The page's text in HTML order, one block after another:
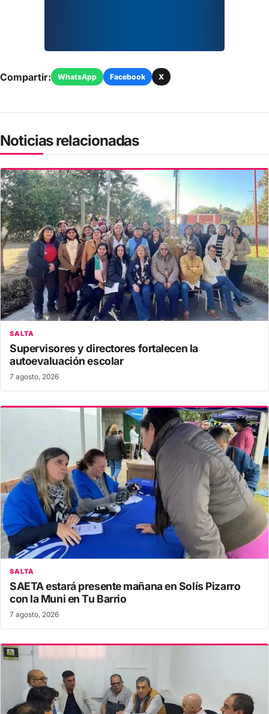
Compartir: WhatsApp Facebook X
Noticias relacionadas
SALTA
Supervisores y directores fortalecen la
autoevaluación escolar
7 agosto, 2026
SALTA
SAETA estará presente mañana en Solís Pizarro
con la Muni en Tu Barrio
7 agosto, 2026